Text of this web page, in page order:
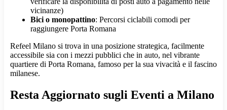
vicinanze)
Bici o monopattino: Percorsi ciclabili comodi per
raggiungere Porta Romana
Refeel Milano si trova in una posizione strategica, facilmente
accessibile sia con i mezzi pubblici che in auto, nel vibrante
quartiere di Porta Romana, famoso per la sua vivacità e il fascino
milanese.
Resta Aggiornato sugli Eventi a Milano